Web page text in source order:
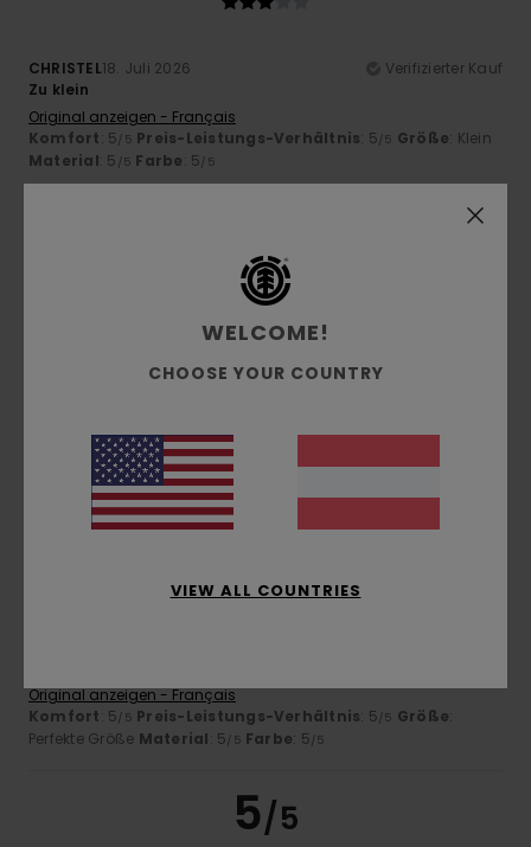
CHRISTEL18. Juli 2026
Verifizierter Kauf
Zu klein
Original anzeigen - Français
Komfort: 5 /5 Preis-Leistungs-Verhältnis: 5 /5 Größe: Klein
Material: 5 /5 Farbe: 5 /5
weil es bequem ist
Material: 5/5 Farbe: 5/5
Ich empfehle dieses Produkt
5 /5
Original anzeigen - Français
Komfort: 5 /5 Preis-Leistungs-Verhältnis: 5 /5 Größe:
Perfekte Größe Material: 5 /5 Farbe: 5 /5
5/5
WELCOME!
CHOOSE YOUR COUNTRY
VIEW ALL COUNTRIES